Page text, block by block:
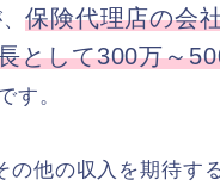
、保険代理店の会
として300万～
す。
の他の収入を期待す